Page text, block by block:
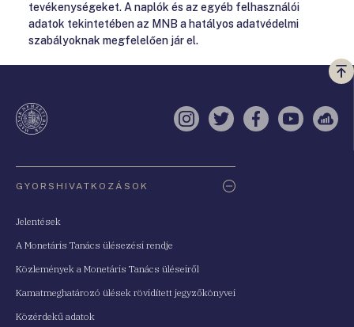
tevékenységeket. A naplók és az egyéb felhasználói
adatok tekintetében az MNB a hatályos adatvédelmi
szabályoknak megfelelően jár el.
a
Instagram
TwitterFacebook
YouTube
GYORSHIVATKOZÁSOK
Jelentések
A Monetáris Tanács ülésezési rendje
Közlemények a Monetáris Tanács üléseiről
Kamatmeghatározó ülések rövidített jegyzőkönyvei
Közérdekű adatok